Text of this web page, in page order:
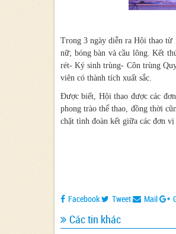
Trong 3 ngày diễn ra Hội thao từ
nữ; bóng bàn và cầu lông. Kết
rét- Ký sinh trùng- Côn trùng
viên có thành tích xuất sắc.
Được biết, Hội thao được các
phong trào thể thao, đồng thời
chặt tình đoàn kết giữa các đơn
Facebook Tweet Mail
Các tin khác